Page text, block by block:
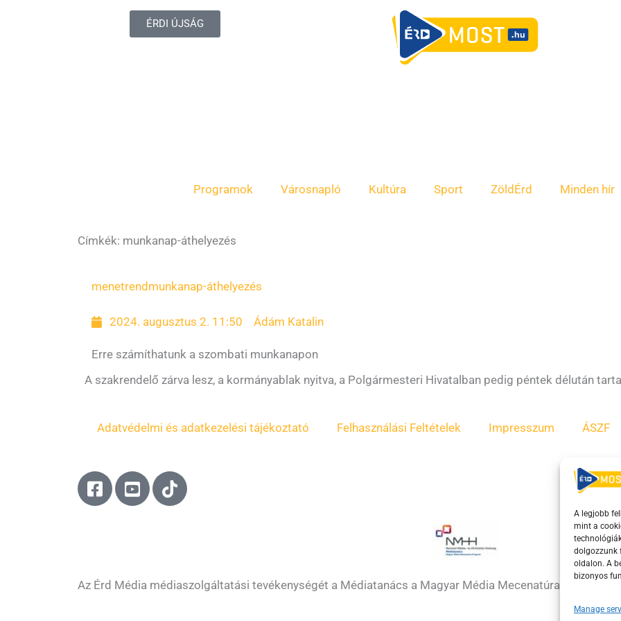
A legjobb
mint a
dolgozzunk
oldalon. A
bizonyos
Manage
ÉRDI ÚJSÁG
Programok Városnapló Kultúra Sport ZöldÉrd Minden hír
Címkék: munkanap-áthelyezés
menetrend munkanap-áthelyezés
2024. augusztus 2. 11:50 Ádám Katalin
Erre számíthatunk a szombati munkanapon
A szakrendelő zárva lesz, a kormányablak nyitva, a Polgármesteri Hivatalban pedig péntek délután
Adatvédelmi és adatkezelési tájékoztató Felhasználási Feltételek Impresszum ÁSZF
F
a
o
Y
o
e
T
i
Az Érd Média médiaszolgáltatási tevékenységét a Médiatanács a Magyar Média Mecenatúra program